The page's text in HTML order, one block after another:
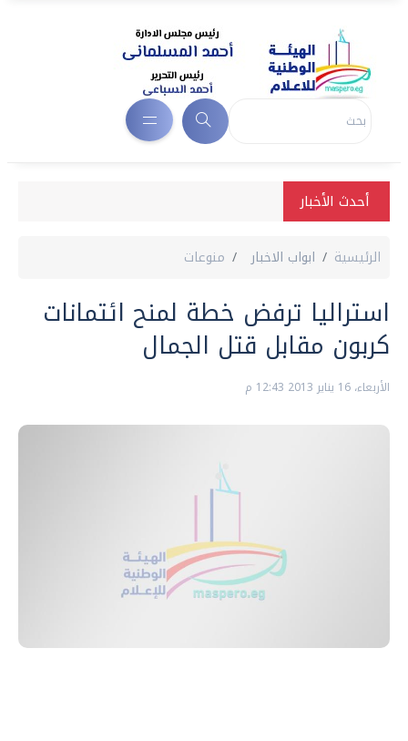
أحدث الأخبار
الرئيسية ابواب الاخبار منوعات
استراليا ترفض خطة لمنح ائتمانات
كربون مقابل قتل الجمال
الأربعاء، 16 يناير 2013 12:43 م